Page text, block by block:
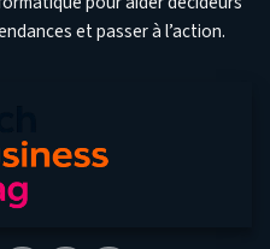
et passer à l’action.